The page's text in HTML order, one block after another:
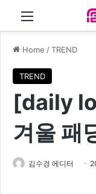
Home /TREND
TREND
[daily
겨울 패
김수경 에디터